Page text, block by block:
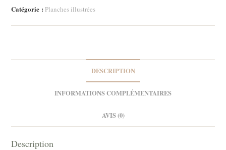
-
Catégorie : Planches illustrées
DESCRIPTION
INFORMATIONS COMPLÉMENTAIRES
AVIS (0)
Description